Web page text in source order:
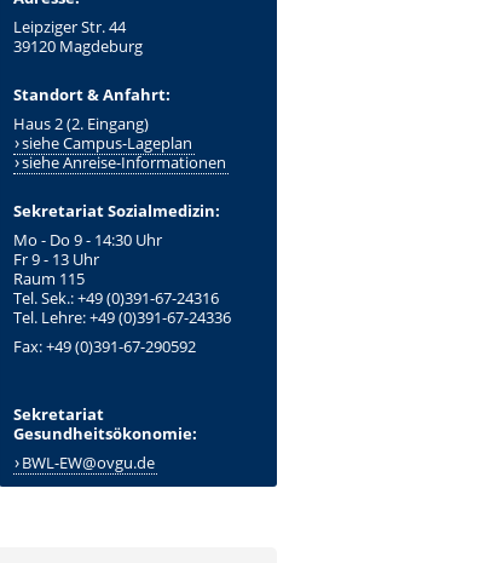
Leipziger Str. 44
39120 Magdeburg
Standort & Anfahrt:
Haus 2 (2. Eingang)
siehe Campus-Lageplan
siehe Anreise-Informationen
Sekretariat Sozialmedizin:
Mo - Do 9 - 14:30 Uhr
Fr 9 - 13 Uhr
Raum 115
Tel. Sek.: +49 (0)391-67-24316
Tel. Lehre: +49 (0)391-67-24336
Fax: +49 (0)391-67-290592
Sekretariat
Gesundheitsökonomie:
BWL-EW@ovgu.de